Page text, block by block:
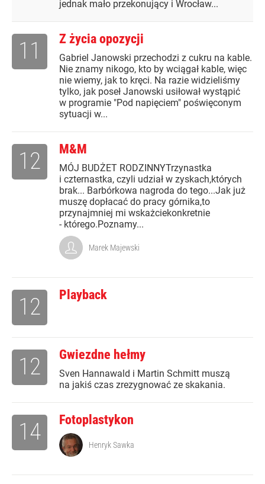
jednak mało przekonujący i Wrocław...
Z życia opozycji
Gabriel Janowski przechodzi z cukru na kable.
Nie znamy nikogo, kto by wciągał kable, więc
nie wiemy, jak to kręci. Na razie widzieliśmy
tylko, jak poseł Janowski usiłował wystąpić
w programie "Pod napięciem" poświęconym
sytuacji w...
11
M&M
MÓJ BUDŻET RODZINNYTrzynastka
i czternastka, czyli udział w zyskach,których
brak... Barbórkowa nagroda do tego...Jak już
muszę dopłacać do pracy górnika,to
przynajmniej mi wskażciekonkretnie
- którego.Poznamy...
12
Marek Majewski
Playback
12
Gwiezdne hełmy
Sven Hannawald i Martin Schmitt muszą
na jakiś czas zrezygnować ze skakania.
12
Fotoplastykon
14 Henryk Sawka